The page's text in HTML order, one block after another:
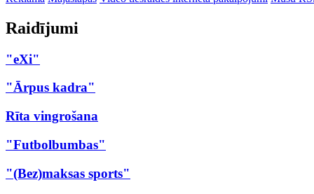
Raidījumi
"eXi"
"Ārpus kadra"
Rīta vingrošana
"Futbolbumbas"
"(Bez)maksas sports"